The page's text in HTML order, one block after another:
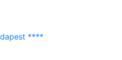
****